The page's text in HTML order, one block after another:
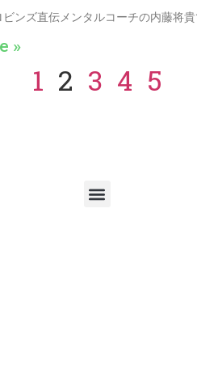
ビンズ直伝メンタルコーチの内藤将
»
1 2 3 4 5